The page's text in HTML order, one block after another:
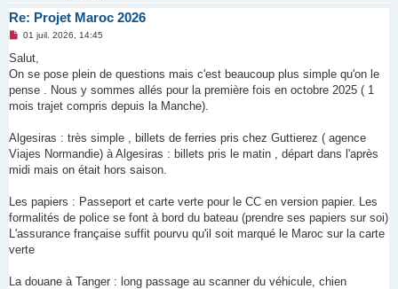
Re: Projet Maroc 2026
M
s
a
g
n
l
u
01 juil. 2026, 14:45
Salut,
On se pose plein de questions mais c'est beaucoup plus simple qu'on le
pense . Nous y sommes allés pour la première fois en octobre 2025 ( 1
mois trajet compris depuis la Manche).
Algesiras : très simple , billets de ferries pris chez Guttierez ( agence
Viajes Normandie) à Algesiras : billets pris le matin , départ dans l'après
midi mais on était hors saison.
Les papiers : Passeport et carte verte pour le CC en version papier. Les
formalités de police se font à bord du bateau (prendre ses papiers sur soi)
L'assurance française suffit pourvu qu'il soit marqué le Maroc sur la carte
verte
La douane à Tanger : long passage au scanner du véhicule, chien